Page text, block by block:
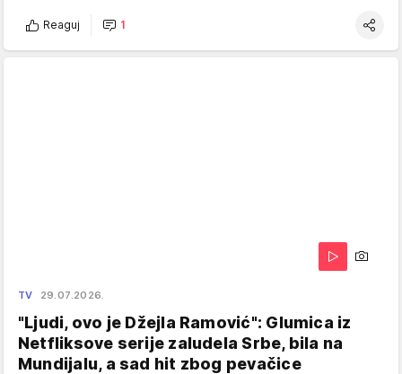
Reaguj 1
TV 29.07.2026.
"Ljudi, ovo je Džejla Ramović": Glumica iz
Netfliksove serije zaludela Srbe, bila na
Mundijalu, a sad hit zbog pevačice